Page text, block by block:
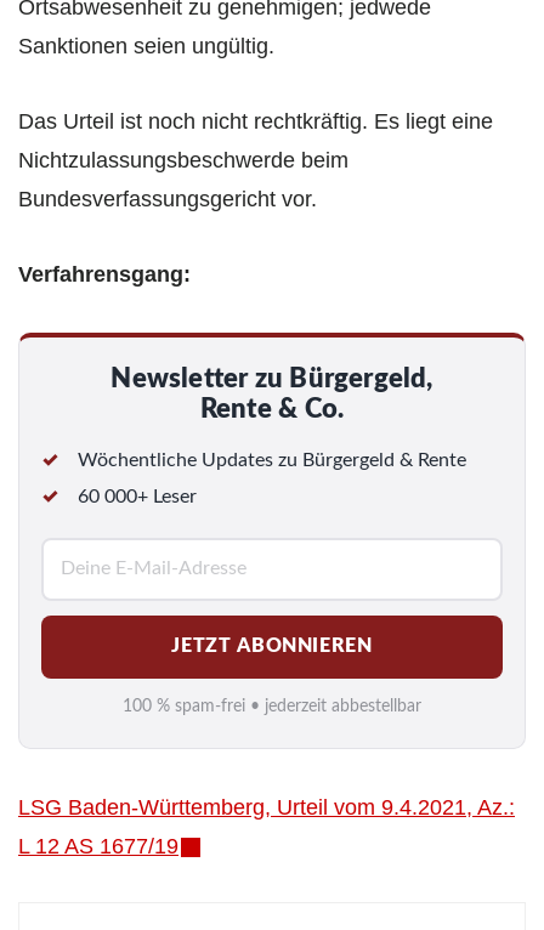
Ortsabwesenheit zu genehmigen; jedwede
Sanktionen seien ungültig.
Das Urteil ist noch nicht rechtkräftig. Es liegt eine
Nichtzulassungsbeschwerde beim
Bundesverfassungsgericht vor.
Verfahrensgang:
Newsletter zu Bürgergeld,
Rente & Co.
Wöchentliche Updates zu Bürgergeld & Rente
60 000+ Leser
M
a
i
l
*
JETZT ABONNIEREN
100 % spam-frei • jederzeit abbestellbar
LSG Baden-Württemberg, Urteil vom 9.4.2021, Az.:
L 12 AS 1677/19